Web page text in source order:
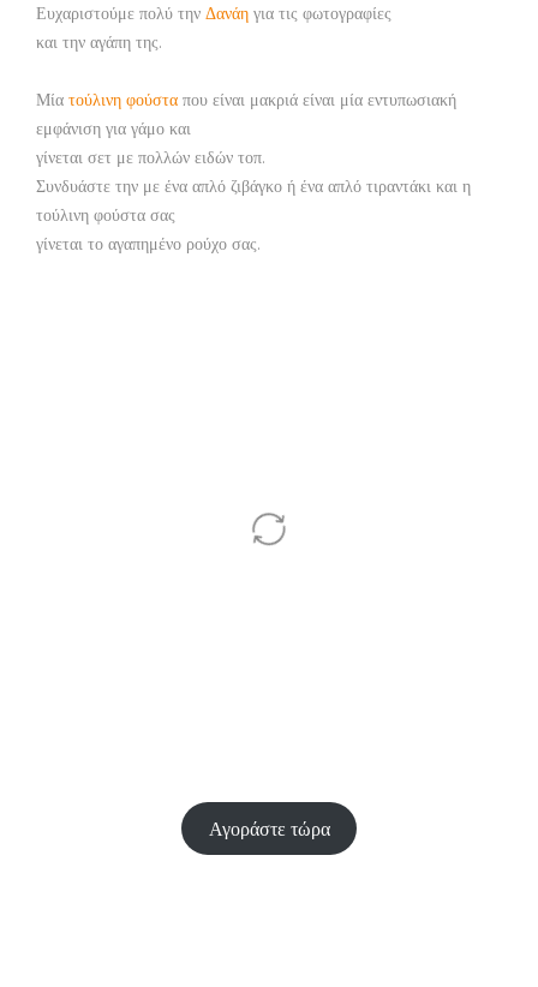
Ευχαριστούμε πολύ την Δανάη για τις φωτογραφίες
και την αγάπη της.
Μία τούλινη φούστα που είναι μακριά είναι μία εντυπωσιακή
εμφάνιση για γάμο και
γίνεται σετ με πολλών ειδών τοπ.
Συνδυάστε την με ένα απλό ζιβάγκο ή ένα απλό τιραντάκι και η
τούλινη φούστα σας
γίνεται το αγαπημένο ρούχο σας.
Αγοράστε τώρα